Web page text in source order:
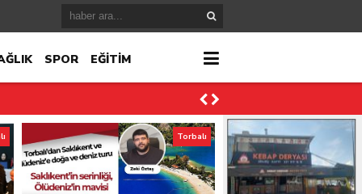
SPOR EĞİTİM
Torbalı